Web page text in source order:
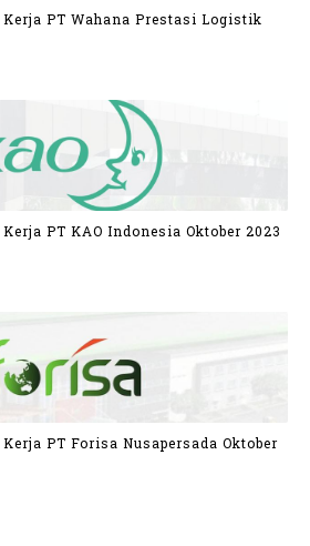
PT Wahana Prestasi Logistik
PT KAO Indonesia Oktober 2023
PT Forisa Nusapersada Oktober